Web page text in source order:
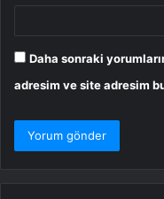
Daha sonraki
adresim ve site adresim